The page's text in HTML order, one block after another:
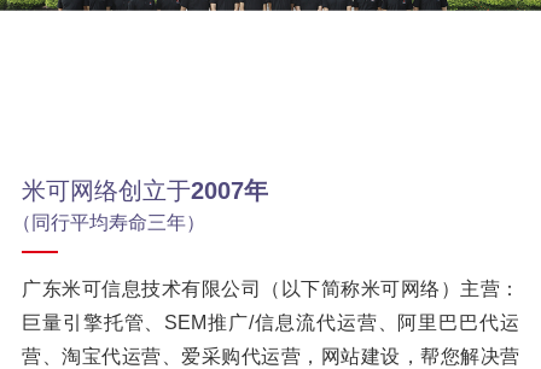
米可网络创立于2007年
（同行平均寿命三年）
广东米可信息技术有限公司（以下简称米可网络）主营：
巨量引擎托管、SEM推广/信息流代运营、阿里巴巴代运
营、淘宝代运营、爱采购代运营，网站建设，帮您解决营